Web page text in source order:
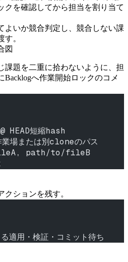
クを確認してから担当を割り当て
よいか競合判定し、競合しない課
。
図
課題を二重に拾わないように、担
Backlogへ作業開始ロックのコメ
HEAD短縮hash
または別cloneのパス
path/to/fileB
ションを残す。
用・検証・コミット待ち